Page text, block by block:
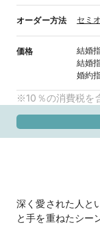
オーダー方法 セミ
価格 結婚
結婚
婚約
※10％の消費税を
深く愛された人と
と手を重ねたシー